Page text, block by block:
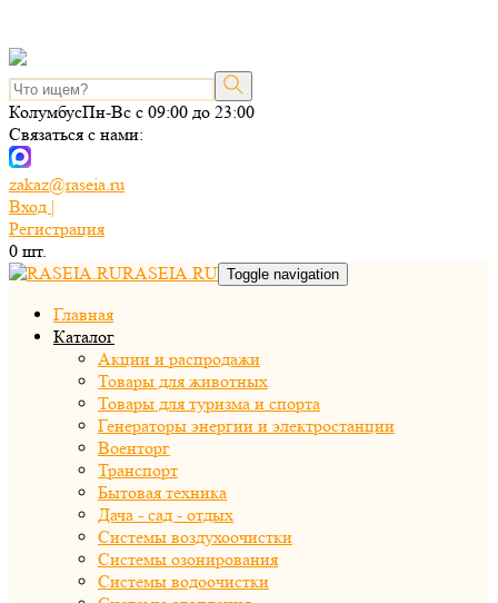
КолумбусПн-Вс с 09:00 до 23:00
Связаться с нами:
zakaz@raseia.ru
Вход |
Регистрация
0 шт.
RASEIA.RU Toggle navigation
Главная
Каталог
Акции и распродажи
Товары для животных
Товары для туризма и спорта
Генераторы энергии и электростанции
Военторг
Транспорт
Бытовая техника
Дача - сад - отдых
Системы воздухоочистки
Системы озонирования
Системы водоочистки